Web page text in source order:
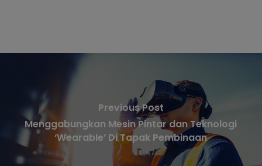
Previous Post
Menggabungkan Mesin Pintar dan Teknologi
‘Wearable’ Di Tapak Pembinaan